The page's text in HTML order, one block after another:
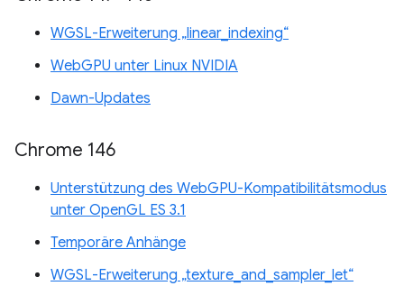
WGSL-Erweiterung „linear_indexing“
WebGPU unter Linux NVIDIA
Dawn-Updates
Chrome 146
Unterstützung des WebGPU-Kompatibilitätsmodus
unter OpenGL ES 3.1
Temporäre Anhänge
WGSL-Erweiterung „texture_and_sampler_let“